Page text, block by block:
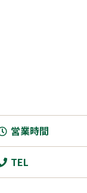
営業時間
TEL